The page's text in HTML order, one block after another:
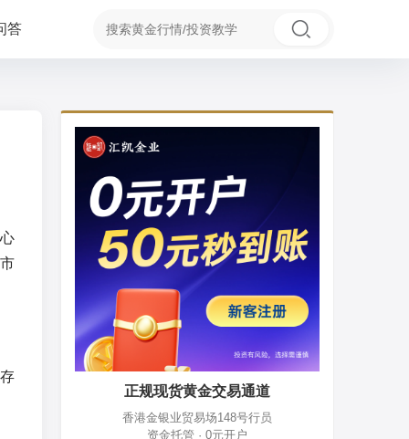
答
正规现货黄金交易通道
香港金银业贸易场148号行员
资金托管 · 0元开户